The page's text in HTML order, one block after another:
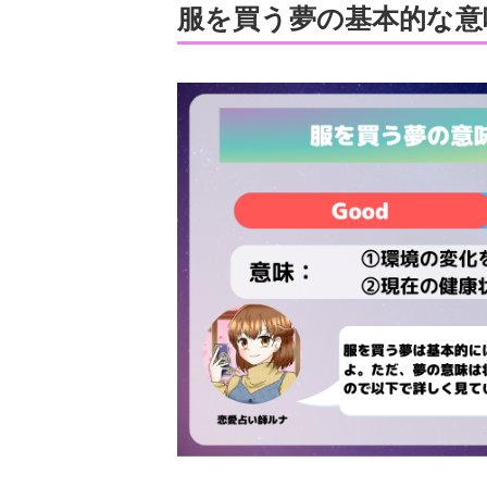
服を買う夢の基本的な